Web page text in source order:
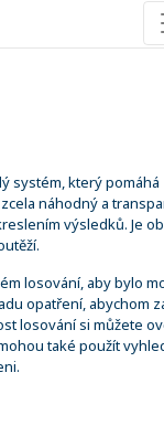
systém, který pomáhá
náhodný a
výsledků. Je
losování, aby bylo
opatření, abychom
losování si můžete
také použít